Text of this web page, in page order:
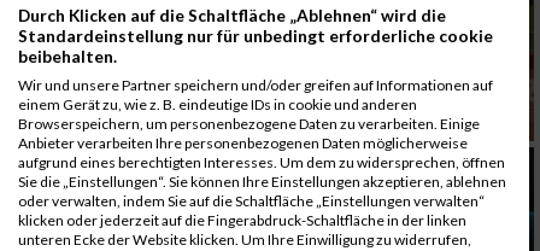
Durch Klicken auf die Schaltfläche „Ablehnen“ wird die
Standardeinstellung nur für unbedingt erforderliche cookie
beibehalten.
Wir und unsere Partner speichern und/oder greifen auf Informationen auf
einem Gerät zu, wie z. B. eindeutige IDs in cookie und anderen
Browserspeichern, um personenbezogene Daten zu verarbeiten. Einige
Anbieter verarbeiten Ihre personenbezogenen Daten möglicherweise
aufgrund eines berechtigten Interesses. Um dem zu widersprechen, öffnen
Sie die „Einstellungen“. Sie können Ihre Einstellungen akzeptieren, ablehnen
oder verwalten, indem Sie auf die Schaltfläche „Einstellungen verwalten“
klicken oder jederzeit auf die Fingerabdruck-Schaltfläche in der linken
unteren Ecke der Website klicken. Um Ihre Einwilligung zu widerrufen,